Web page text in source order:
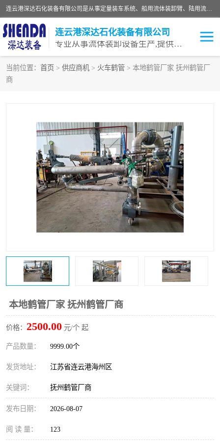
连云港深达石化装备有限公司是从事定量装车系统、船用流体装卸臂、陆用流体装卸臂（鹤管）、活动梯、钢构平台等全系列流体装卸设备的设计、制造、销售以及服务的专业供应商。公司始终以客户为中心，密切跟踪国内外油气储运及装卸设备先进技术的发展，以先进的技术、优质的产品、一流的服务，满足客户需求。
连云港深达石化装备有限公司
专业从事流体装卸设备生产,提供全面解决方案，生产与定制服务
当前位置： 首页 > 供应商机 > 火车鹤管 > 本地鹤管厂家 抚州鹤管厂
商
本地鹤管厂家 抚州鹤管厂商
价格： 2500.00 元/个 起
产品数量： 9999.00个
发货地址： 江苏省连云港海州区
关键词： 抚州鹤管厂商
发布日期： 2026-08-07
阅 读 量： 123
液氨装鹤管 潜油泵鹤管
流体装卸臂 输油臂
撬装鹤管 汽车鹤管
火车鹤管